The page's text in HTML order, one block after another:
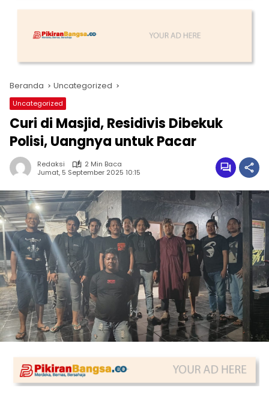
Beranda Uncategorized
Uncategorized
Curi di Masjid, Residivis Dibekuk
Polisi, Uangnya untuk Pacar
Redaksi
2 Min Baca
Jumat, 5 September 2025 10:15